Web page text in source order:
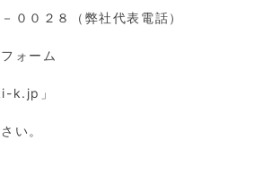
００２８（弊社代表電話）
ォーム
k.jp 」
い。